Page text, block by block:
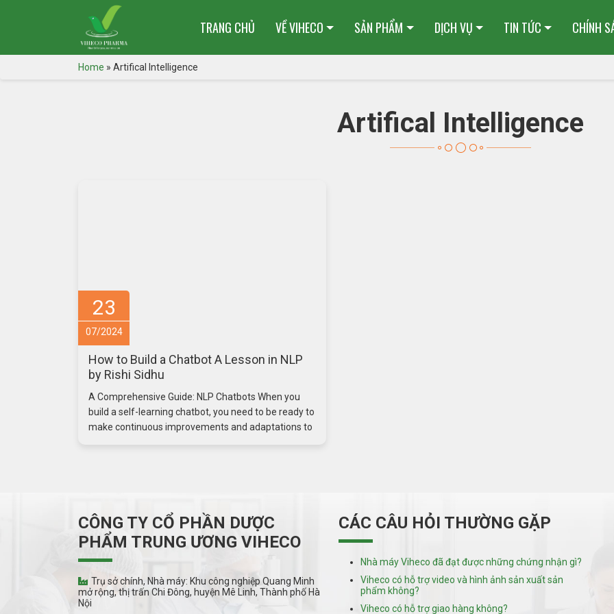
TRANG CHỦ VỀ VIHECO SẢN PHẨM DỊCH VỤ TIN TỨC CHÍNH
Home » Artifical Intelligence
Artifical Intelligence
23
07/2024
How to Build a Chatbot A Lesson in NLP
by Rishi Sidhu
A Comprehensive Guide: NLP Chatbots When you
build a self-learning chatbot, you need to be ready to
make continuous improvements and adaptations to
CÔNG TY CỔ PHẦN DƯỢC
PHẨM TRUNG ƯƠNG VIHECO
Trụ sở chính, Nhà máy: Khu công nghiệp Quang Minh
mở rộng, thị trấn Chi Đông, huyện Mê Linh, Thành phố Hà
Nội
CÁC CÂU HỎI THƯỜNG GẶP
Nhà máy Viheco đã đạt được những chứng nhận gì?
Viheco có hỗ trợ video và hình ảnh sản xuất sản
phẩm không?
Viheco có hỗ trợ giao hàng không?